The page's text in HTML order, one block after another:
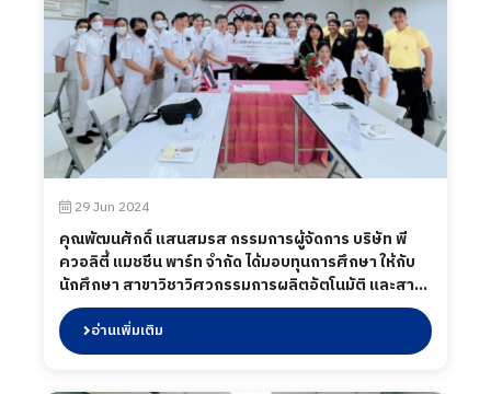
29 Jun 2024
คุณพัฒนศักดิ์ แสนสมรส กรรมการผู้จัดการ บริษัท พี
ควอลิตี้ แมชชีน พาร์ท จำกัด ได้มอบทุนการศึกษา ให้กับ
นักศึกษา สาขาวิชาวิศวกรรมการผลิตอัตโนมัติ และสาขา
วิชาวิศวกรรมการจัดการอุตสาหกรรม จาก มหาวิทยาลัย
ราชภัฏราชนครินทร์ จังหวัดฉะเชิงเทรา ภายใต้โครงการ
SCHOLARSHIP FOR AME&IME พร้อมทั้งได้เปิดโอกาส
อ่านเพิ่มเติม